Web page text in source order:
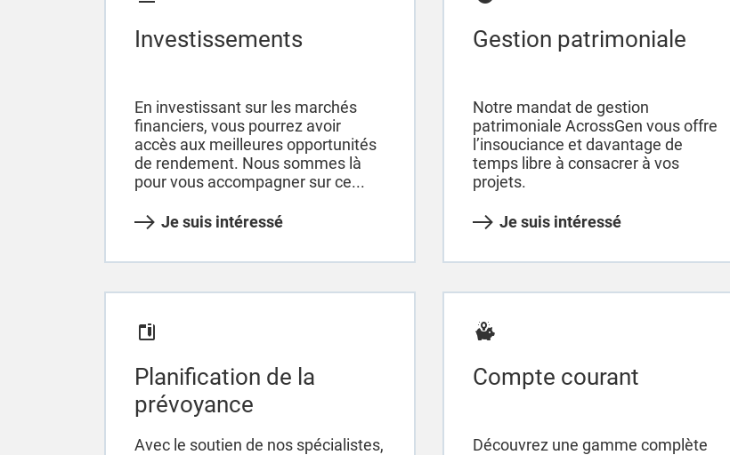
Investissements
En investissant sur les marchés
financiers, vous pourrez avoir
accès aux meilleures opportunités
de rendement. Nous sommes là
pour vous accompagner sur ce...
Je suis intéressé
Gestion patrimoniale
Notre mandat de gestion
patrimoniale AcrossGen vous offre
l’insouciance et davantage de
temps libre à consacrer à vos
projets.
Je suis intéressé
Planification de la
prévoyance
Avec le soutien de nos spécialistes,
Compte courant
Découvrez une gamme complète